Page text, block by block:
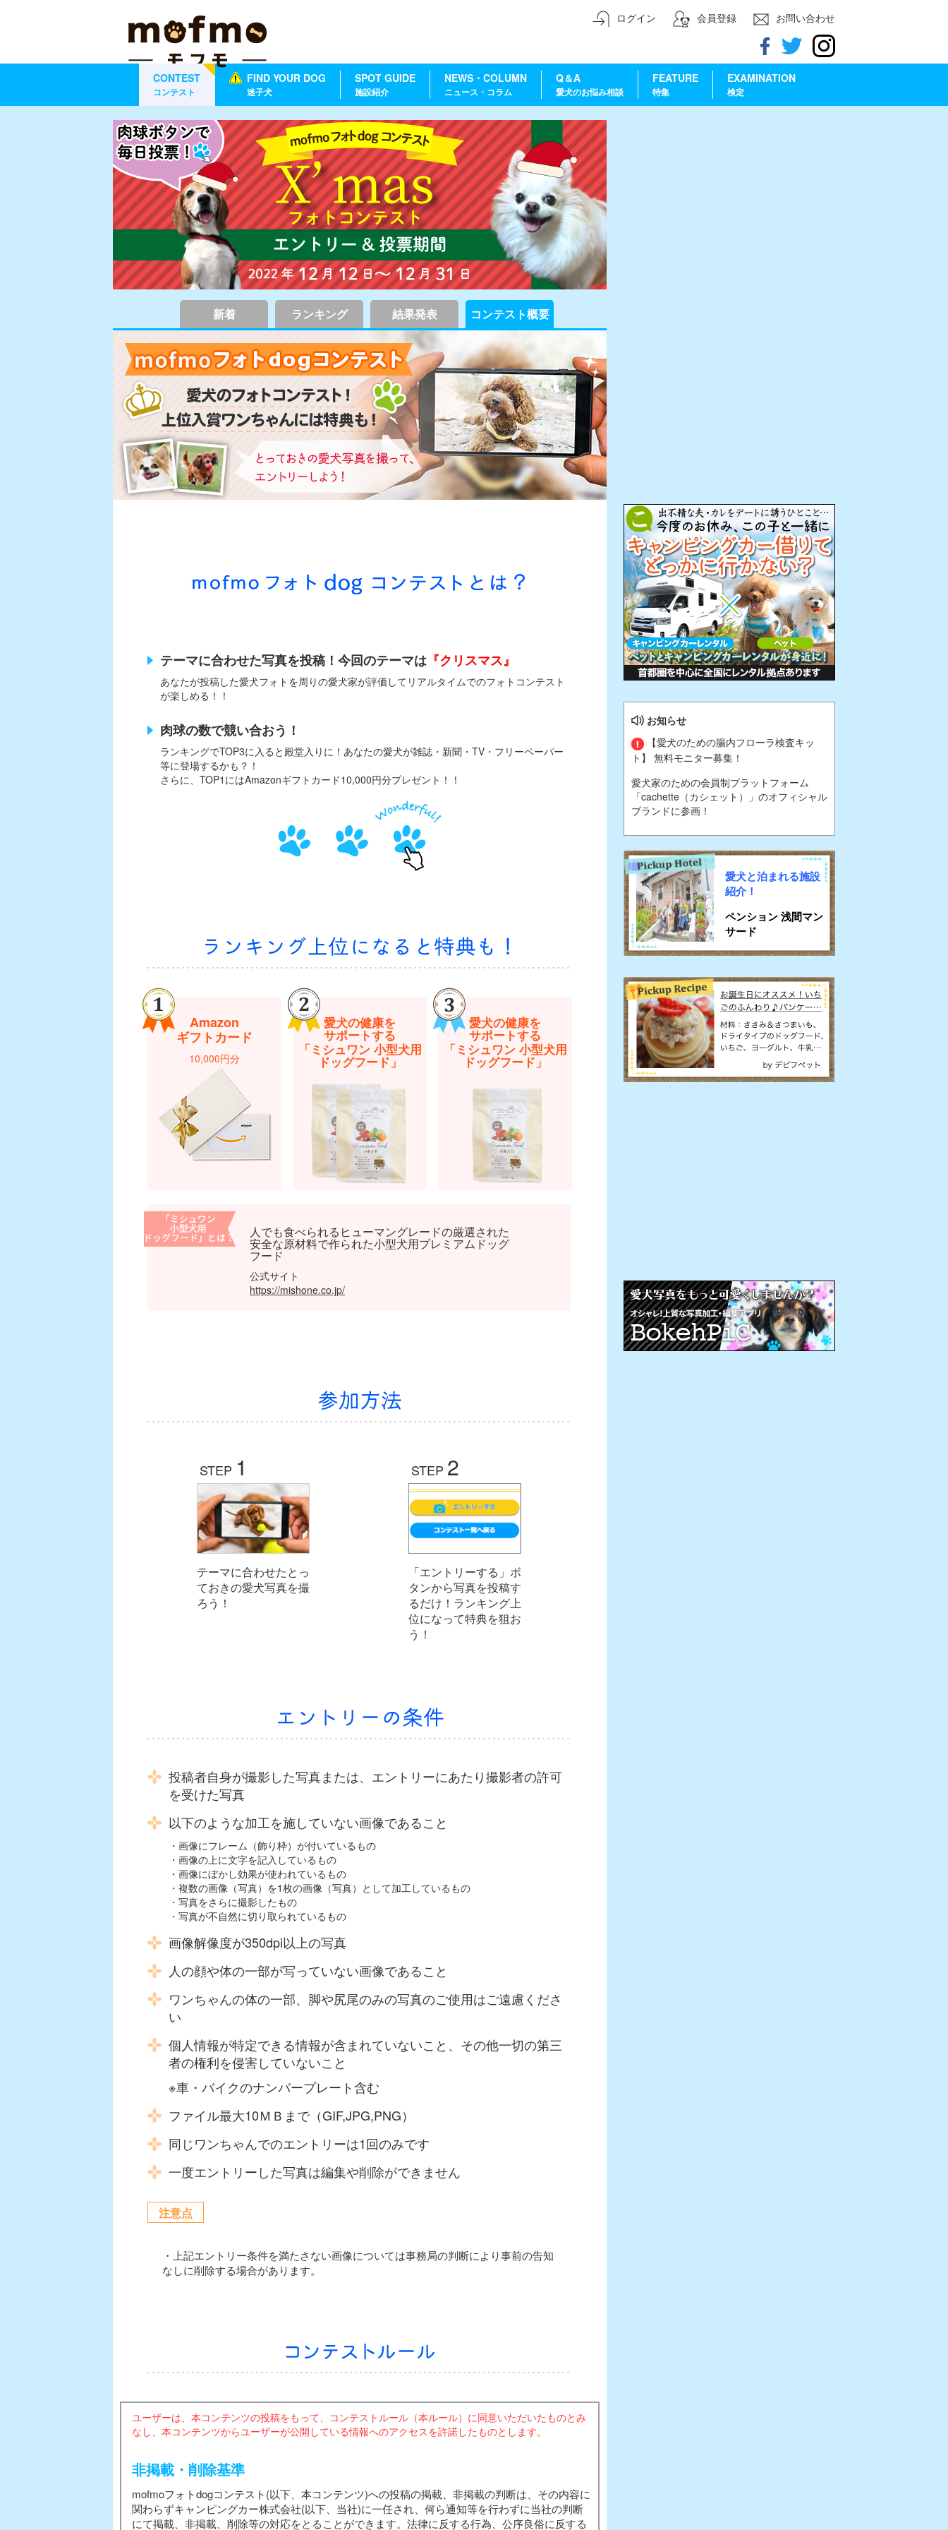
ログイン 会員登録 お問い合わせ
CONTEST
コンテスト
FIND YOUR DOG
迷子犬
SPOT GUIDE
施設紹介
NEWS・COLUMN
ニュース・コラム
Q＆A
愛犬のお悩み相談
FEATURE
特集
EXAMINATION
検定
新着 ランキング 結果発表 コンテスト概要
テーマに合わせた写真を投稿！今回のテーマは 『クリスマス』
あなたが投稿した愛犬フォトを周りの愛犬家が評価してリアルタイムでのフォトコンテスト
が楽しめる！！
肉球の数で競い合おう！
ランキングでTOP3に入ると殿堂入りに！あなたの愛犬が雑誌・新聞・TV・フリーペーパー
等に登場するかも？！
さらに、TOP1にはAmazonギフトカード10,000円分プレゼント！！
Amazon
ギフトカード
10,000円分
愛犬の健康を
サポートする
「ミシュワン 小型犬用
ドッグフード」
愛犬の健康を
サポートする
「ミシュワン 小型犬用
ドッグフード」
人でも食べられるヒューマングレードの厳選された
安全な原材料で作られた小型犬用プレミアムドッグ
フード
公式サイト
https://mishone.co.jp/
STEP 1
テーマに合わせたとっ
ておきの愛犬写真を撮
ろう！
STEP 2
「エントリーする」ボ
タンから写真を投稿す
るだけ！ランキング上
位になって特典を狙お
う！
投稿者自身が撮影した写真または、エントリーにあたり撮影者の許可
を受けた写真
以下のような加工を施していない画像であること
・画像にフレーム（飾り枠）が付いているもの
・画像の上に文字を記入しているもの
・画像にぼかし効果が使われているもの
・複数の画像（写真）を1枚の画像（写真）として加工しているもの
・写真をさらに撮影したもの
・写真が不自然に切り取られているもの
画像解像度が350dpi以上の写真
人の顔や体の一部が写っていない画像であること
ワンちゃんの体の一部、脚や尻尾のみの写真のご使用はご遠慮くださ
い
個人情報が特定できる情報が含まれていないこと、その他一切の第三
者の権利を侵害していないこと
※車・バイクのナンバープレート含む
ファイル最大10ＭＢまで（GIF,JPG,PNG）
同じワンちゃんでのエントリーは1回のみです
一度エントリーした写真は編集や削除ができません
注意点
・上記エントリー条件を満たさない画像については事務局の判断により事前の告知
なしに削除する場合があります。
ユーザーは、本コンテンツの投稿をもって、コンテストルール（本ルール）に同意いただいたものとみ
なし、本コンテンツからユーザーが公開している情報へのアクセスを許諾したものとします。
非掲載・削除基準
mofmoフォトdogコンテスト(以下、本コンテンツ)への投稿の掲載、非掲載の判断は、その内容に
関わらずキャンピングカー株式会社(以下、当社)に一任され、何ら通知等を行わずに当社の判断
にて掲載、非掲載、削除等の対応をとることができます。法律に反する行為、公序良俗に反する
お知らせ
【愛犬のための腸内フローラ検査キッ
ト】 無料モニター募集！
愛犬家のための会員制プラットフォーム
「cachette（カシェット）」のオフィシャル
ブランドに参画！
愛犬と泊まれる施設
紹介！
ペンション 浅間マン
サード